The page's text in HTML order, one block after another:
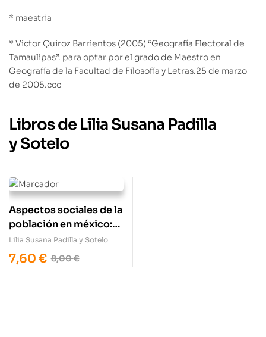
* maestria
* Victor Quiroz Barrientos (2005) “Geografía Electoral de
Tamaulipas”. para optar por el grado de Maestro en
Geografía de la Facultad de Filosofía y Letras.25 de marzo
de 2005.ccc
Libros de Lilia Susana Padilla
y Sotelo
Aspectos sociales de la
población en méxico:
educación y cultura
Lilia Susana Padilla y Sotelo
8,00€
7,60 €